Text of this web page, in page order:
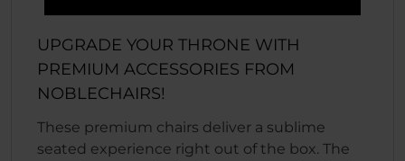
UPGRADE YOUR THRONE WITH
PREMIUM ACCESSORIES FROM
NOBLECHAIRS!
These premium chairs deliver a sublime
seated experience right out of the box. The